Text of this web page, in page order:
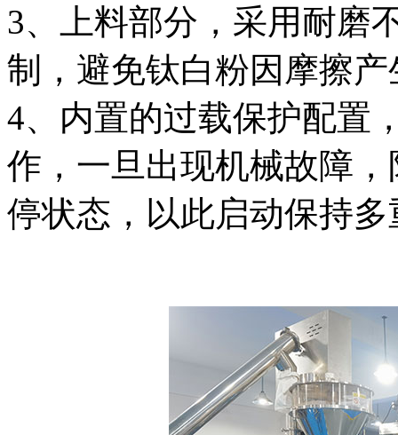
3、上料部分，采用耐磨
制，避免钛白粉因摩擦
4、内置的过载保护配置
作，一旦出现机械故障
停状态，以此启动保持